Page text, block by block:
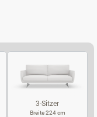
3-Sitzer
Breite 224 cm